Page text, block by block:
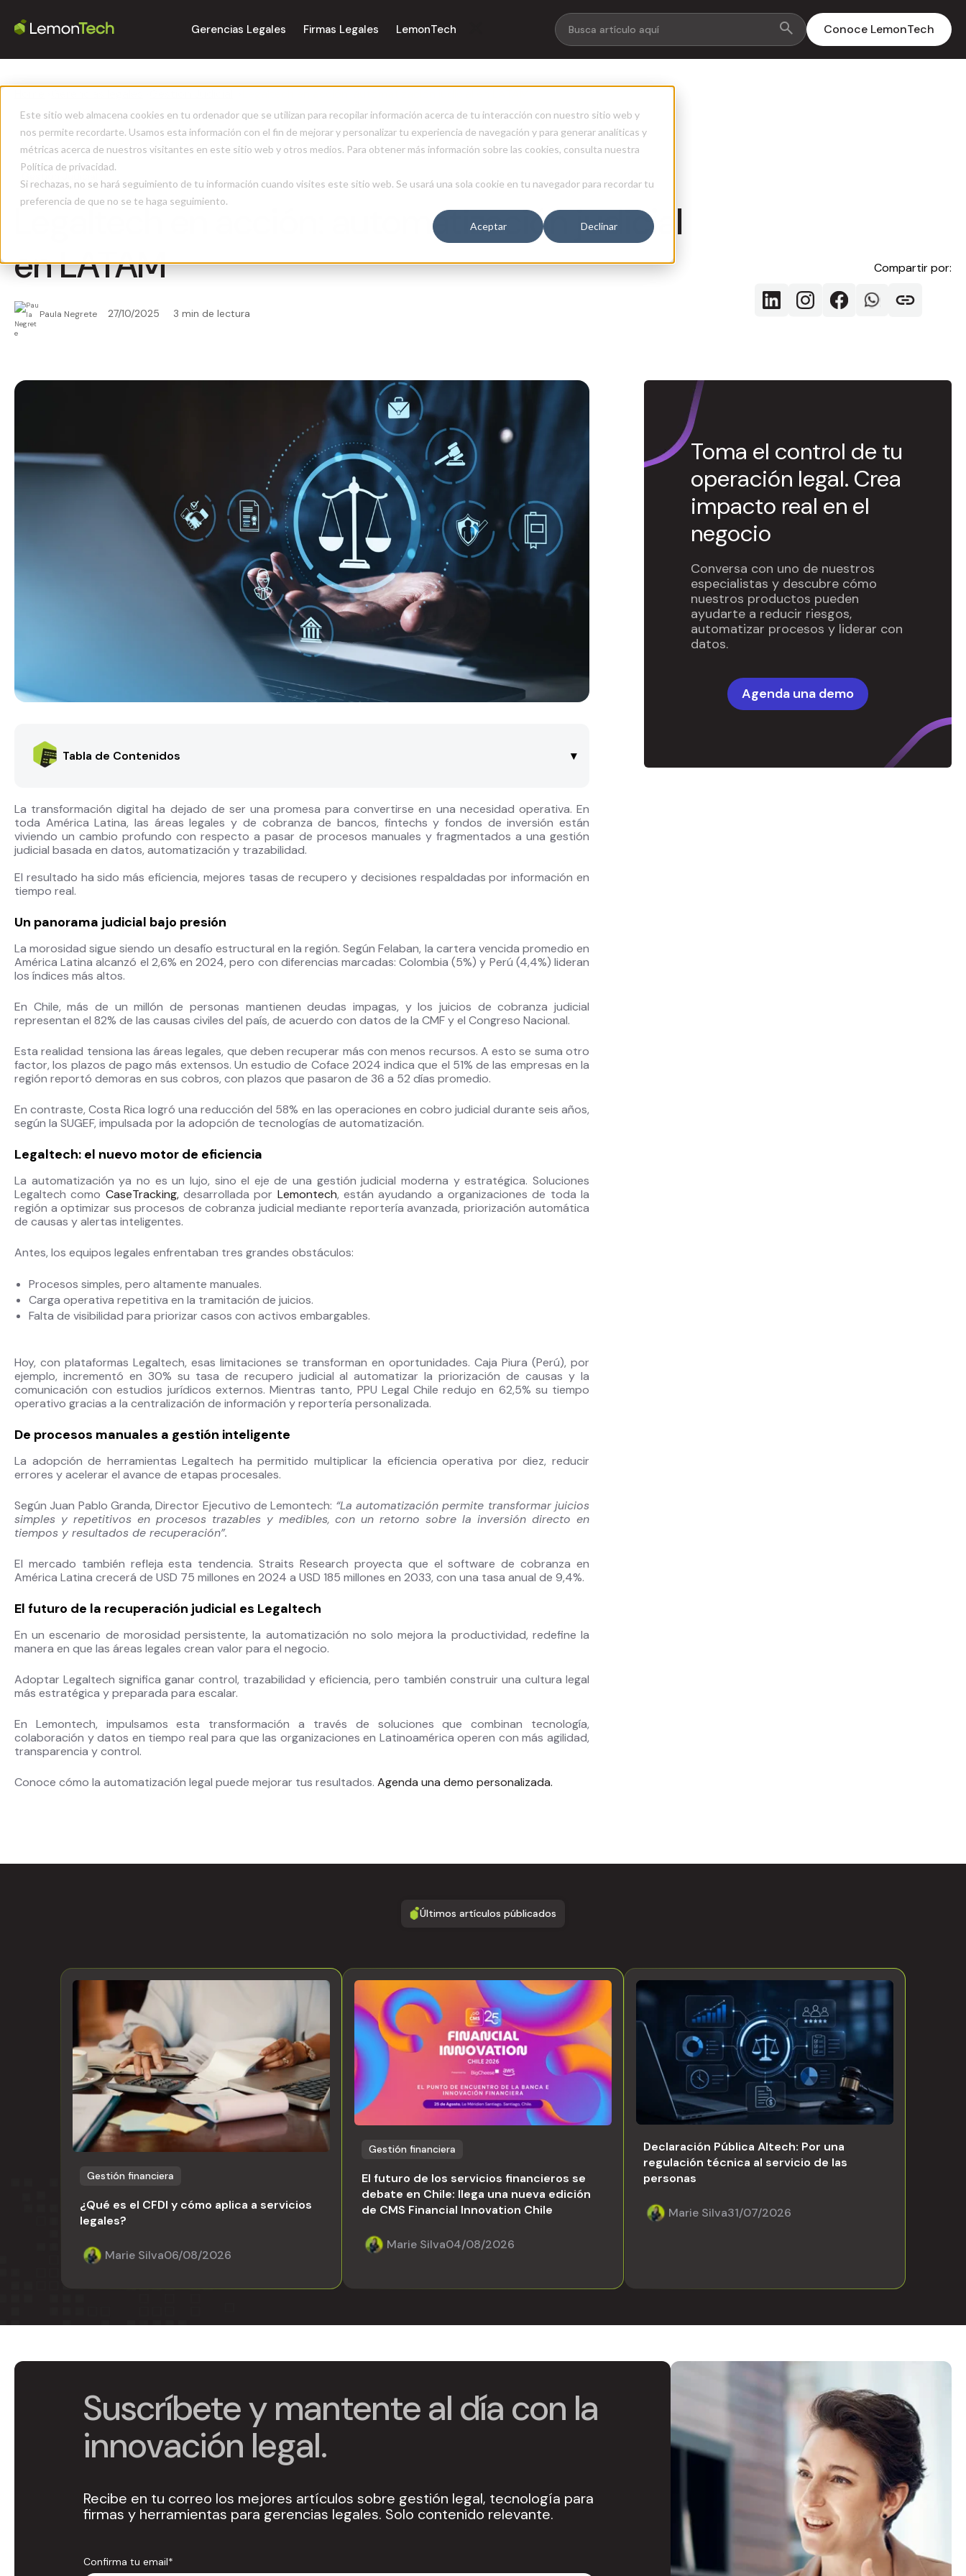
Este sitio web almacena cookies en tu ordenador que se utilizan para recopilar información acerca de tu interacción con nuestro sitio web y
nos permite recordarte. Usamos esta información con el fin de mejorar y personalizar tu experiencia de navegación y para generar analíticas y
métricas acerca de nuestros visitantes en este sitio web y otros medios. Para obtener más información sobre las cookies, consulta nuestra
Política de privacidad.
Si rechazas, no se hará seguimiento de tu información cuando visites este sitio web. Se usará una sola cookie en tu navegador para recordar tu
preferencia de que no se te haga seguimiento.
Aceptar Declinar
Gerencias Legales Firmas Legales LemonTech Conoce LemonTech
Gestión Judicial
Legaltech en acción: automatización judicial
en LATAM
Paula Negrete 27/10/2025 3 min de lectura
Compartir por:
Tabla de Contenidos ▾
La transformación digital ha dejado de ser una promesa para convertirse en una necesidad operativa. En
toda América Latina, las áreas legales y de cobranza de bancos, fintechs y fondos de inversión están
viviendo un cambio profundo con respecto a pasar de procesos manuales y fragmentados a una gestión
judicial basada en datos, automatización y trazabilidad.
El resultado ha sido más eficiencia, mejores tasas de recupero y decisiones respaldadas por información en
tiempo real.
Un panorama judicial bajo presión
La morosidad sigue siendo un desafío estructural en la región. Según Felaban, la cartera vencida promedio en
América Latina alcanzó el 2,6% en 2024, pero con diferencias marcadas: Colombia (5%) y Perú (4,4%) lideran
los índices más altos.
En Chile, más de un millón de personas mantienen deudas impagas, y los juicios de cobranza judicial
representan el 82% de las causas civiles del país, de acuerdo con datos de la CMF y el Congreso Nacional.
Esta realidad tensiona las áreas legales, que deben recuperar más con menos recursos. A esto se suma otro
factor, los plazos de pago más extensos. Un estudio de Coface 2024 indica que el 51% de las empresas en la
región reportó demoras en sus cobros, con plazos que pasaron de 36 a 52 días promedio.
En contraste, Costa Rica logró una reducción del 58% en las operaciones en cobro judicial durante seis años,
según la SUGEF, impulsada por la adopción de tecnologías de automatización.
Legaltech: el nuevo motor de eficiencia
La automatización ya no es un lujo, sino el eje de una gestión judicial moderna y estratégica. Soluciones
Legaltech como CaseTracking,desarrollada por Lemontech, están ayudando a organizaciones de toda la
región a optimizar sus procesos de cobranza judicial mediante reportería avanzada, priorización automática
de causas y alertas inteligentes.
Antes, los equipos legales enfrentaban tres grandes obstáculos:
Procesos simples, pero altamente manuales.
Carga operativa repetitiva en la tramitación de juicios.
Falta de visibilidad para priorizar casos con activos embargables.
Hoy, con plataformas Legaltech, esas limitaciones se transforman en oportunidades. Caja Piura (Perú), por
ejemplo, incrementó en 30% su tasa de recupero judicial al automatizar la priorización de causas y la
comunicación con estudios jurídicos externos. Mientras tanto, PPU Legal Chile redujo en 62,5% su tiempo
operativo gracias a la centralización de información y reportería personalizada.
De procesos manuales a gestión inteligente
La adopción de herramientas Legaltech ha permitido multiplicar la eficiencia operativa por diez, reducir
errores y acelerar el avance de etapas procesales.
Según Juan Pablo Granda, Director Ejecutivo de Lemontech: “La automatización permite transformar juicios
simples y repetitivos en procesos trazables y medibles, con un retorno sobre la inversión directo en
tiempos y resultados de recuperación”.
El mercado también refleja esta tendencia. Straits Research proyecta que el software de cobranza en
América Latina crecerá de USD 75 millones en 2024 a USD 185 millones en 2033, con una tasa anual de 9,4%.
El futuro de la recuperación judicial es Legaltech
En un escenario de morosidad persistente, la automatización no solo mejora la productividad, redefine la
manera en que las áreas legales crean valor para el negocio.
Adoptar Legaltech significa ganar control, trazabilidad y eficiencia, pero también construir una cultura legal
más estratégica y preparada para escalar.
En Lemontech, impulsamos esta transformación a través de soluciones que combinan tecnología,
colaboración y datos en tiempo real para que las organizaciones en Latinoamérica operen con más agilidad,
transparencia y control.
Conoce cómo la automatización legal puede mejorar tus resultados. Agenda una demo personalizada.
Toma el control de tu
operación legal. Crea
impacto real en el
negocio
Conversa con uno de nuestros
especialistas y descubre cómo
nuestros productos pueden
ayudarte a reducir riesgos,
automatizar procesos y liderar con
datos.
Agenda una demo
Últimos artículos públicados
Gestión financiera
¿Qué es el CFDI y cómo aplica a servicios
legales?
Marie Silva06/08/2026
Gestión financiera
El futuro de los servicios financieros se
debate en Chile: llega una nueva edición
de CMS Financial Innovation Chile
Marie Silva04/08/2026
Declaración Pública Altech: Por una
regulación técnica al servicio de las
personas
Marie Silva31/07/2026
Suscríbete y mantente al día con la
innovación legal.
Recibe en tu correo los mejores artículos sobre gestión legal, tecnología para
firmas y herramientas para gerencias legales. Solo contenido relevante.
Confirma tu email*